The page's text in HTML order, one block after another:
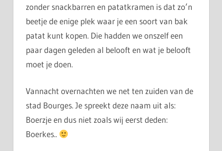
zonder snackbarren en patatkramen is dat zo’n
beetje de enige plek waar je een soort van bak
patat kunt kopen. Die hadden we onszelf een
paar dagen geleden al belooft en wat je belooft
moet je doen.
Vannacht overnachten we net ten zuiden van de
stad Bourges. Je spreekt deze naam uit als:
Boerzje en dus niet zoals wij eerst deden:
Boerkes..